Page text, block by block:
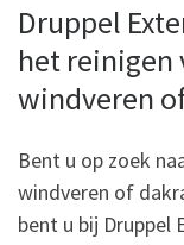
Druppel
het reinigen
windveren
Bent u op zoek
windveren of
bent u bij Druppel